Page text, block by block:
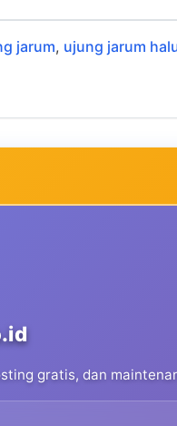
jarum, ujung jarum
gratis, dan